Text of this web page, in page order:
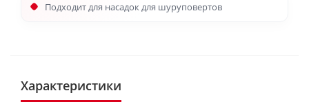
Подходит для насадок для шуруповертов
Характеристики